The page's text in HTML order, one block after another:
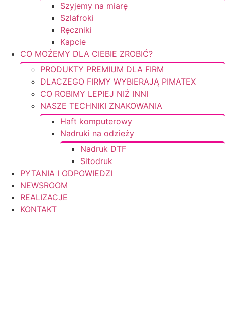
Szyjemy na miarę
Szlafroki
Ręczniki
Kapcie
CO MOŻEMY DLA CIEBIE ZROBIĆ?
PRODUKTY PREMIUM DLA FIRM
DLACZEGO FIRMY WYBIERAJĄ PIMATEX
CO ROBIMY LEPIEJ NIŻ INNI
NASZE TECHNIKI ZNAKOWANIA
Haft komputerowy
Nadruki na odzieży
Nadruk DTF
Sitodruk
PYTANIA I ODPOWIEDZI
NEWSROOM
REALIZACJE
KONTAKT